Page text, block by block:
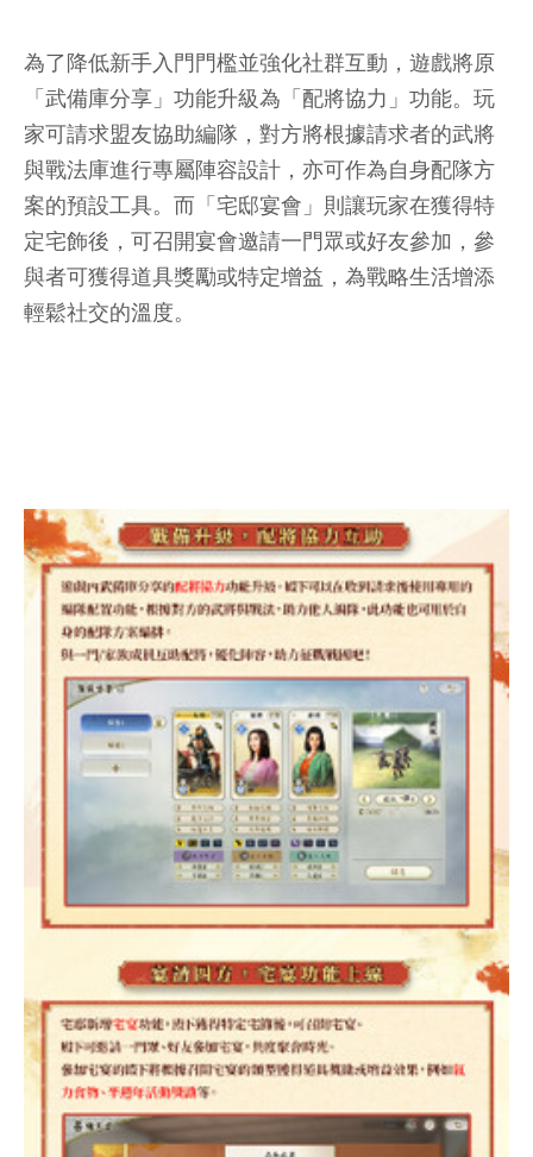
為了降低新手入門門檻並強化社群互動，遊戲將原
「武備庫分享」功能升級為「配將協力」功能。玩
家可請求盟友協助編隊，對方將根據請求者的武將
與戰法庫進行專屬陣容設計，亦可作為自身配隊方
案的預設工具。而「宅邸宴會」則讓玩家在獲得特
定宅飾後，可召開宴會邀請一門眾或好友參加，參
與者可獲得道具獎勵或特定增益，為戰略生活增添
輕鬆社交的溫度。